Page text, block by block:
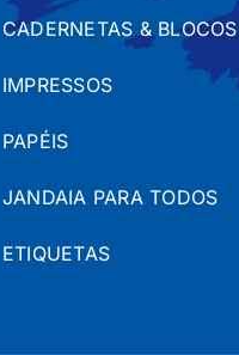
CADERNETAS & BLOCOS
IMPRESSOS
PAPÉIS
JANDAIA PARA TODOS
ETIQUETAS